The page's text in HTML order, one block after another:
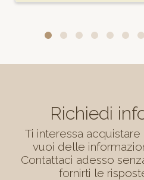
Richiedi
Ti interessa
vuoi delle
Contattaci adesso
fornirti le